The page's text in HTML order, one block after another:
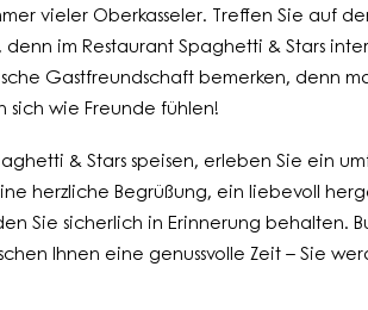
vieler Oberkasseler. Treffen Sie auf
im Restaurant Spaghetti & Stars
Gastfreundschaft bemerken, denn
sich wie Freunde fühlen!
& Stars speisen, erleben Sie ein
herzliche Begrüßung, ein liebevoll
Sie sicherlich in Erinnerung behalten.
Ihnen eine genussvolle Zeit – Sie